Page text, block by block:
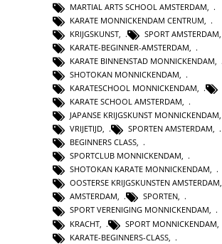
MARTIAL ARTS SCHOOL AMSTERDAM
KARATE MONNICKENDAM CENTRUM
KRIJGSKUNST
SPORT AMSTERDAM
KARATE-BEGINNER-AMSTERDAM
KARATE BINNENSTAD MONNICKENDAM
SHOTOKAN MONNICKENDAM
KARATESCHOOL MONNICKENDAM
KARATE SCHOOL AMSTERDAM
JAPANSE KRIJGSKUNST MONNICKENDAM,
VRIJETIJD, SPORTEN AMSTERDAM,
BEGINNERS CLASS,
SPORTCLUB MONNICKENDAM,
SHOTOKAN KARATE MONNICKENDAM,
OOSTERSE KRIJGSKUNSTEN AMSTERDAM,
AMSTERDAM, SPORTEN,
SPORT VERENIGING MONNICKENDAM,
KRACHT
SPORT MONNICKENDAM
KARATE-BEGINNERS-CLASS